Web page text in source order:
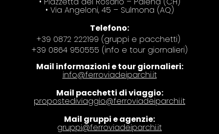
• Via Angeloni, 45 – Sulmona (AQ)
Telefono:
+39 0872 222199 (gruppi e pacchetti)
+39 0864 950555 (info e tour giornalieri)
Mail informazioni e tour giornalieri:
info@ferroviadeiparchi.it
Mail pacchetti di viaggio:
propostediviaggio@ferroviadeiparchi.it
Mail gruppi e agenzie:
gruppi@ferroviadeiparchi.it